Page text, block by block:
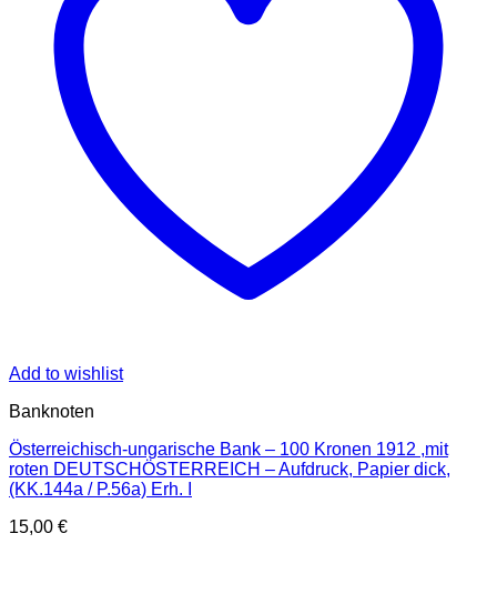
Add to wishlist
Banknoten
Österreichisch-ungarische Bank – 100 Kronen 1912 ,mit
roten DEUTSCHÖSTERREICH – Aufdruck, Papier dick,
(KK.144a / P.56a) Erh. I
15,00 €